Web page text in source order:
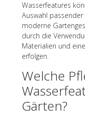
Wasser­fea­tures
Auswahl
moderne
durch die
Mate­ria­lien und
erfolgen.
Welche
Gärten?